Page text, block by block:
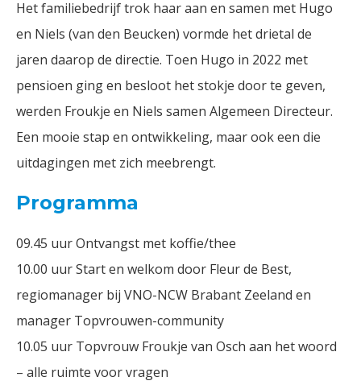
Het familiebedrijf trok haar aan en samen met Hugo
en Niels (van den Beucken) vormde het drietal de
jaren daarop de directie. Toen Hugo in 2022 met
pensioen ging en besloot het stokje door te geven,
werden Froukje en Niels samen Algemeen Directeur.
Een mooie stap en ontwikkeling, maar ook een die
uitdagingen met zich meebrengt.
Programma
09.45 uur Ontvangst met koffie/thee
10.00 uur Start en welkom door Fleur de Best,
regiomanager bij VNO-NCW Brabant Zeeland en
manager Topvrouwen-community
10.05 uur Topvrouw Froukje van Osch aan het woord
– alle ruimte voor vragen